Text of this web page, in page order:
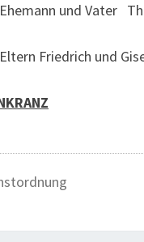
und Vater
Friedrich und